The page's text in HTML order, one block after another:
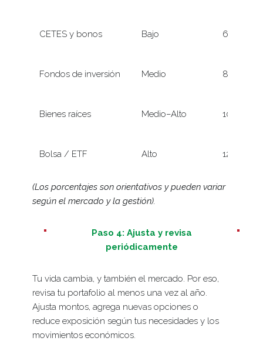
CETES y bonos Bajo 6–9%
Fondos de inversión Medio 8–12%
Bienes raíces Medio–Alto 10–15%
Bolsa / ETF Alto 12–20%
(Los porcentajes son orientativos y pueden variar
según el mercado y la gestión).
Paso 4: Ajusta y revisa
periódicamente
Tu vida cambia, y también el mercado. Por eso,
revisa tu portafolio al menos una vez al año.
Ajusta montos, agrega nuevas opciones o
reduce exposición según tus necesidades y los
movimientos económicos.